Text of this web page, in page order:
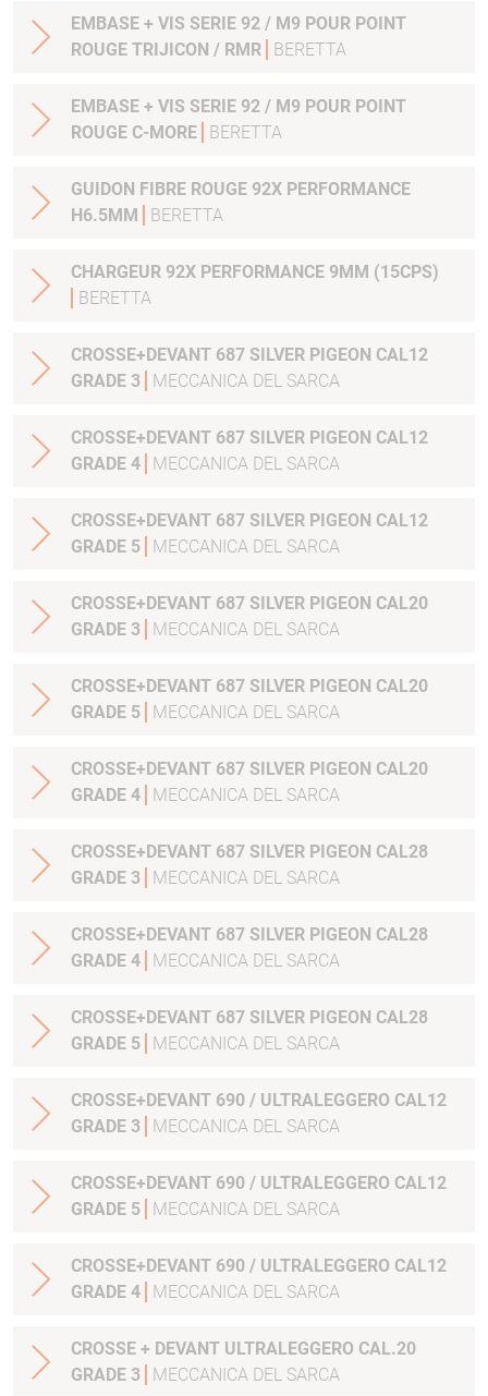
EMBASE + VIS SERIE 92 / M9 POUR POINT
ROUGE TRIJICON / RMR
BERETTA
EMBASE + VIS SERIE 92 / M9 POUR POINT
ROUGE C-MORE
BERETTA
GUIDON FIBRE ROUGE 92X PERFORMANCE
H6.5MM
BERETTA
CHARGEUR 92X PERFORMANCE 9MM (15CPS)
BERETTA
CROSSE+DEVANT 687 SILVER PIGEON CAL12
GRADE 3
MECCANICA DEL SARCA
CROSSE+DEVANT 687 SILVER PIGEON CAL12
GRADE 4
MECCANICA DEL SARCA
CROSSE+DEVANT 687 SILVER PIGEON CAL12
GRADE 5
MECCANICA DEL SARCA
CROSSE+DEVANT 687 SILVER PIGEON CAL20
GRADE 3
MECCANICA DEL SARCA
CROSSE+DEVANT 687 SILVER PIGEON CAL20
GRADE 5
MECCANICA DEL SARCA
CROSSE+DEVANT 687 SILVER PIGEON CAL20
GRADE 4
MECCANICA DEL SARCA
CROSSE+DEVANT 687 SILVER PIGEON CAL28
GRADE 3
MECCANICA DEL SARCA
CROSSE+DEVANT 687 SILVER PIGEON CAL28
GRADE 4
MECCANICA DEL SARCA
CROSSE+DEVANT 687 SILVER PIGEON CAL28
GRADE 5
MECCANICA DEL SARCA
CROSSE+DEVANT 690 / ULTRALEGGERO CAL12
GRADE 3
MECCANICA DEL SARCA
CROSSE+DEVANT 690 / ULTRALEGGERO CAL12
GRADE 5
MECCANICA DEL SARCA
CROSSE+DEVANT 690 / ULTRALEGGERO CAL12
GRADE 4
MECCANICA DEL SARCA
CROSSE + DEVANT ULTRALEGGERO CAL.20
GRADE 3
MECCANICA DEL SARCA